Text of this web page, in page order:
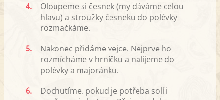
4.
Oloupeme si česnek (my dáváme celou
hlavu) a stroužky česneku do polévky
rozmačkáme.
5.
Nakonec přidáme vejce. Nejprve ho
rozmícháme v hrníčku a nalijeme do
polévky a majoránku.
6.
Dochutíme, pokud je potřeba solí i